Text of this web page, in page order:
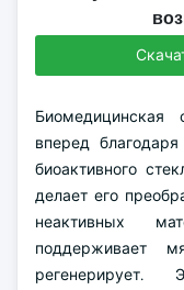
Биомедицинская
вперед
биоактивного
делает его
неактивных
поддерживает
регенерирует.